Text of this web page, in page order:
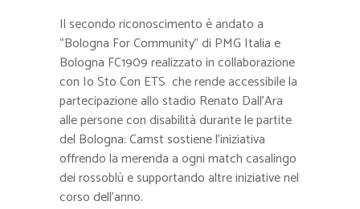
Il secondo riconoscimento è andato a
“Bologna For Community” di PMG Italia e
Bologna FC1909 realizzato in collaborazione
con Io Sto Con ETS che rende accessibile la
partecipazione allo stadio Renato Dall’Ara
alle persone con disabilità durante le partite
del Bologna: Camst sostiene l’iniziativa
offrendo la merenda a ogni match casalingo
dei rossoblù e supportando altre iniziative nel
corso dell’anno.